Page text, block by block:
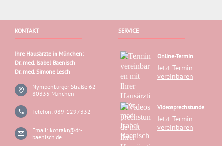
KONTAKT
Ihre Hausärzte in München:
Dr. med. Isabel Baenisch
Dr. med. Simone Lesch
Nympenburger Straße 62
80335 München
Telefon: 089-1297332
Email: kontakt@dr-
baenisch .de
SERVICE
Online-Termin
Jetzt Termin
vereinbaren
Videosprechstunde
Jetzt Termin
vereinbaren